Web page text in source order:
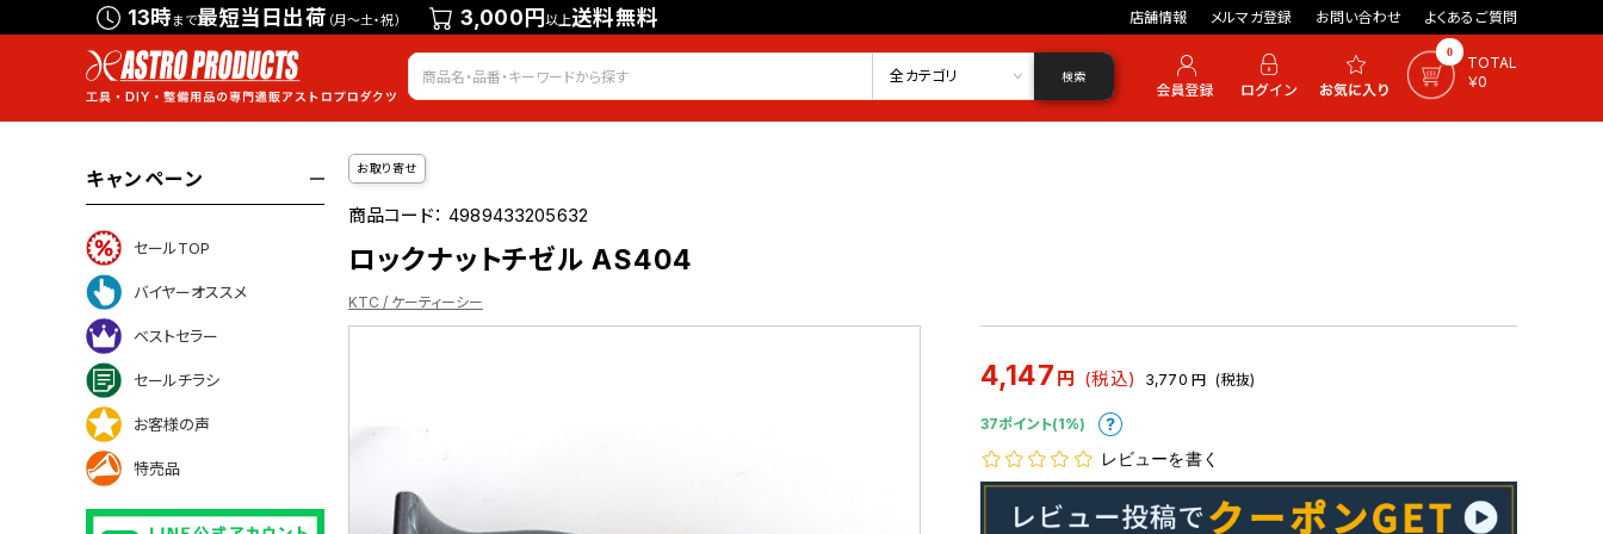
13時まで最短当日出荷 （月～土・祝） 3,000円以上送料無料 店舗情報 メルマガ登録 お問い合わせ よくあるご質問
会員登録 ログイン お気に入り 0
TOTAL
￥0
全カテゴリ 検索
キャンペーン
セールTOP
バイヤーオススメ
ベストセラー
セールチラシ
お客様の声
特売品
お取り寄せ
商品コード：4989433205632
ロックナットチゼル AS404
KTC / ケーティーシー
4,147 円 (税込) 3,770 円 (税抜)
37ポイント(1%)
レビューを書く